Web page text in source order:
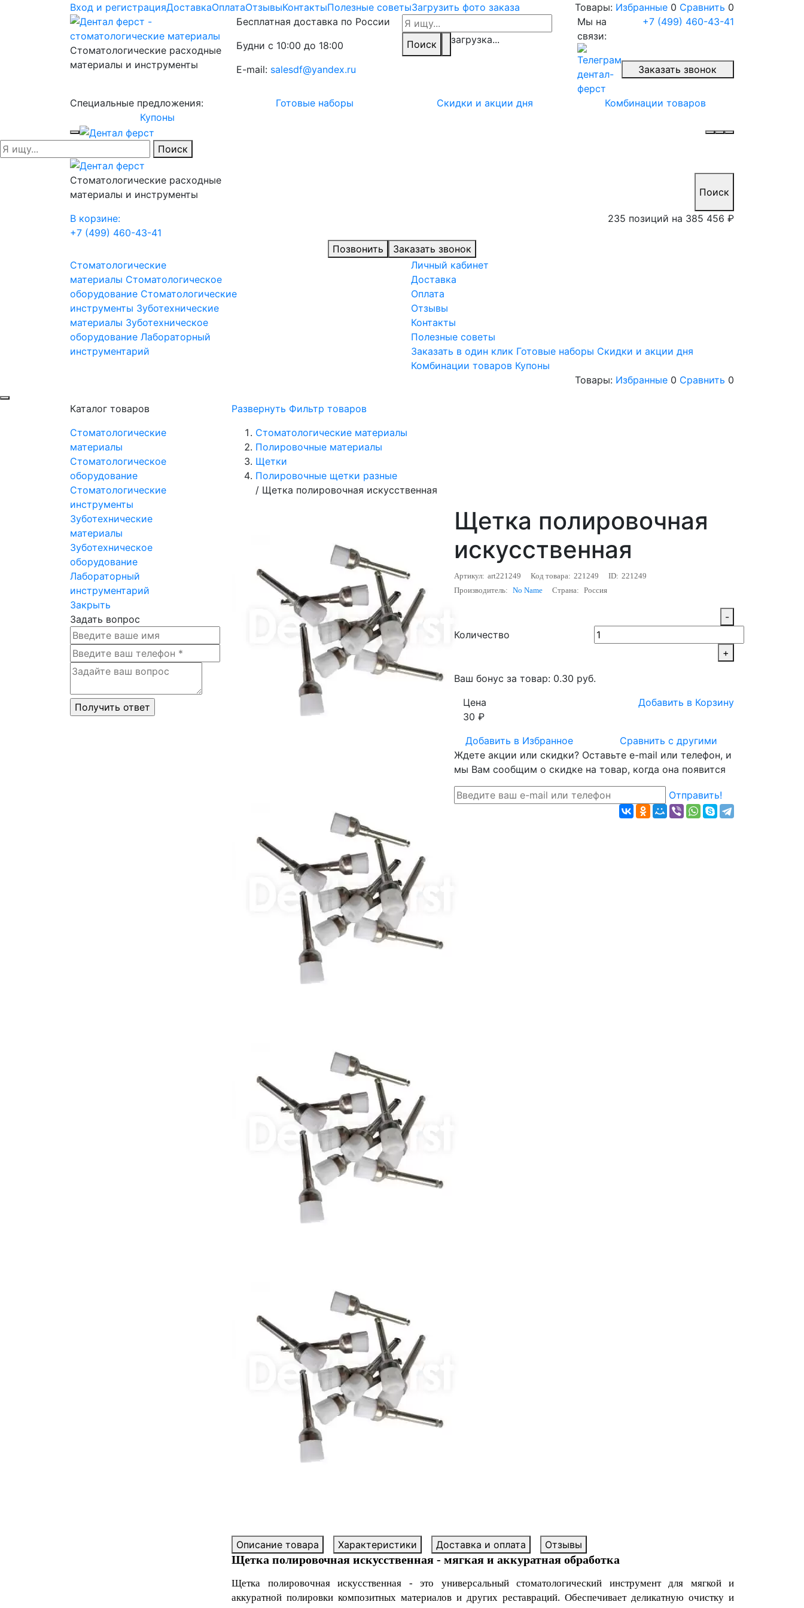
Вход и регистрацияДоставкаОплатаОтзывыКонтактыПолезные советыЗагрузить фото заказа Товары: Избранные 0 Сравнить 0
Стоматологические расходные
материалы и инструменты
Бесплатная доставка по России
Будни с 10:00 до 18:00
E-mail: salesdf@yandex.ru
Поиск загрузка...
Мы на
связи:
+7 (499) 460-43-41
Заказать звонок
Специальные предложения: Готовые наборы Скидки и акции дня
Комбинации товаров
Купоны
Поиск
Стоматологические расходные
материалы и инструменты
Поиск
В корзине: 235 позиций на 385 456 ₽
+7 (499) 460-43-41
Позвонить
Заказать звонок
Стоматологические
материалы Стоматологическое
оборудование Стоматологические
инструменты Зуботехнические
материалы Зуботехническое
оборудование Лабораторный
инструментарий
Личный кабинет
Доставка
Оплата
Отзывы
Контакты
Полезные советы
Заказать в один клик Готовые наборы Скидки и акции дня
Комбинации товаров Купоны
Товары: Избранные 0 Сравнить 0
Каталог товаров
Стоматологические
материалы
Стоматологическое
оборудование
Стоматологические
инструменты
Зуботехнические
материалы
Зуботехническое
оборудование
Лабораторный
инструментарий
Закрыть
Задать вопрос
Развернуть Фильтр товаров
Стоматологические материалы
Полировочные материалы
Щетки
Полировочные щетки разные
/ Щетка полировочная искусственная
Щетка полировочная
искусственная
Артикул: art221249 Код товара: 221249 ID: 221249
Производитель: No Name Страна: Россия
Количество
-
+
Ваш бонус за товар: 0.30 руб.
Цена
30 ₽
Добавить в Корзину
Добавить в Избранное
Сравнить с другими
Ждете акции или скидки? Оставьте e-mail или телефон, и
мы Вам сообщим о скидке на товар, когда она появится
Отправить!
Описание товара Характеристики Доставка и оплата Отзывы
Щетка полировочная искусственная - мягкая и аккуратная обработка
Щетка полировочная искусственная - это универсальный стоматологический инструмент для мягкой и
аккуратной полировки композитных материалов и других реставраций. Обеспечивает деликатную очистку и